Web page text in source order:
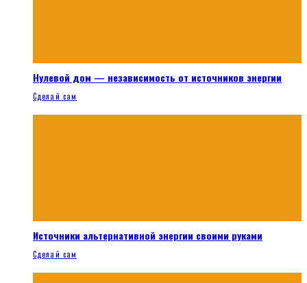
Нулевой дом — независимость от источников энергии
Сделай сам
Источники альтернативной энергии своими руками
Сделай сам